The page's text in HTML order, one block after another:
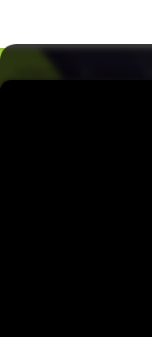
замешан. Ён У решает
защищены, но
и профессиональная